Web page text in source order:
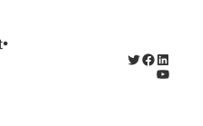
•
X Facebook